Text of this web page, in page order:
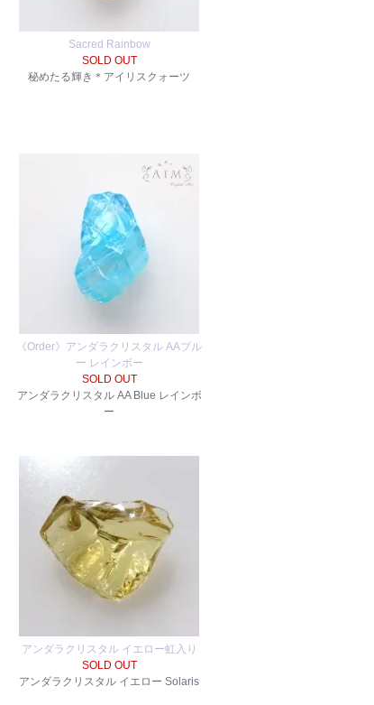
Sacred Rainbow
SOLD OUT
秘めたる輝き＊アイリスクォーツ
《Order》アンダラクリスタル AAブル
ー レインボー
SOLD OUT
アンダラクリスタル AA Blue レインボ
ー
アンダラクリスタル イエロー虹入り
SOLD OUT
アンダラクリスタル イエロー Solaris